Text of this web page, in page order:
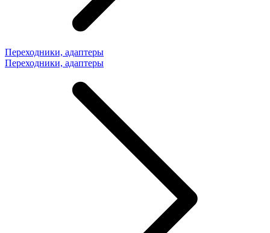
Переходники, адаптеры
Переходники, адаптеры